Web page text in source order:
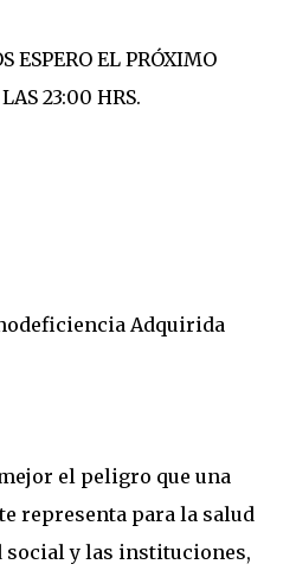
ESPERO EL PRÓXIMO
23:00 HRS.
Adquirida
el peligro que una
representa para la salud
social y las instituciones,